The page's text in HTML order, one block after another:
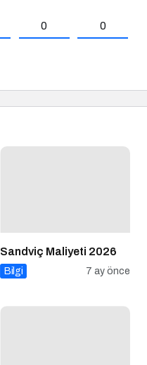
0 0
Sandviç Maliyeti 2026
Bilgi 7 ay önce